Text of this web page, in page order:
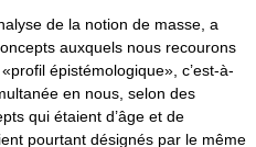
de la notion de masse, a
auxquels nous recourons
épistémologique», c’est-à-
en nous, selon des
qui étaient d’âge et de
pourtant désignés par le même